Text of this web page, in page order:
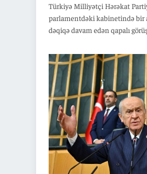
Türkiyə Milliyətçi Hərəkat
parlamentdəki kabinetində bir
dəqiqə davam edən qapalı
Türkiyə" hədəfi çərçivəsində
Qardaşlıq və Demokratiya
dəstəyə görə Bahçeliyə
komissiyada təmsil olunan
ilə də görüşlərini davam